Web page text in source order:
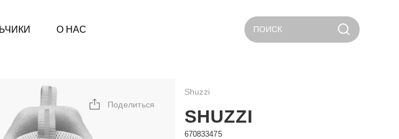
О НАС ПОИСК
Поделиться
Shuzzi
SHUZZI
670833475